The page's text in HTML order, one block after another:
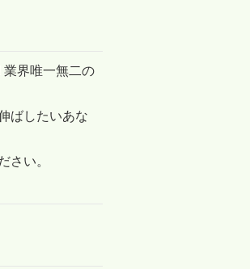
業界唯一無二の
ばしたいあな
さい。